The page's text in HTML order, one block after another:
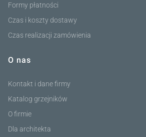
Formy płatności
Czas i koszty dostawy
Czas realizacji zamówienia
O nas
Kontakt i dane firmy
Katalog grzejników
O firmie
Dla architekta